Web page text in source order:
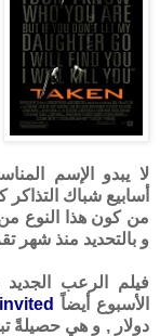
لا يبدو الإسم
أسابيع شباك
من كون هذا النوع من
و بالتحديد منذ شهر
فيلم الرعب
الأسبوع أيضاً
دولار , و هي حصيلةً